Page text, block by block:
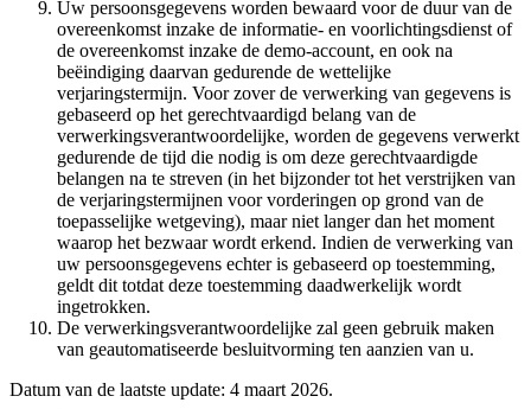
Uw persoonsgegevens worden bewaard voor de duur van de
overeenkomst inzake de informatie- en voorlichtingsdienst of
de overeenkomst inzake de demo-account, en ook na
beëindiging daarvan gedurende de wettelijke
verjaringstermijn. Voor zover de verwerking van gegevens is
gebaseerd op het gerechtvaardigd belang van de
verwerkingsverantwoordelijke, worden de gegevens verwerkt
gedurende de tijd die nodig is om deze gerechtvaardigde
belangen na te streven (in het bijzonder tot het verstrijken van
de verjaringstermijnen voor vorderingen op grond van de
toepasselijke wetgeving), maar niet langer dan het moment
waarop het bezwaar wordt erkend. Indien de verwerking van
uw persoonsgegevens echter is gebaseerd op toestemming,
geldt dit totdat deze toestemming daadwerkelijk wordt
ingetrokken.
De verwerkingsverantwoordelijke zal geen gebruik maken
van geautomatiseerde besluitvorming ten aanzien van u.
Datum van de laatste update: 4 maart 2026.